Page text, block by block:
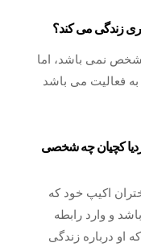
زندگی می کند؟
نمی باشد، اما
فعالیت می باشد
کچیان چه شخصی
اکیپ خود که
و وارد رابطه
درباره زندگی